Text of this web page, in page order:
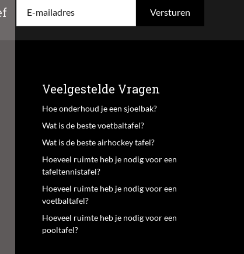
E-mailadres
Veelgestelde Vragen
Hoe onderhoud je een sjoelbak?
Wat is de beste voetbaltafel?
Wat is de beste airhockey tafel?
Hoeveel ruimte heb je nodig voor een
tafeltennistafel?
Hoeveel ruimte heb je nodig voor een
voetbaltafel?
Hoeveel ruimte heb je nodig voor een
pooltafel?